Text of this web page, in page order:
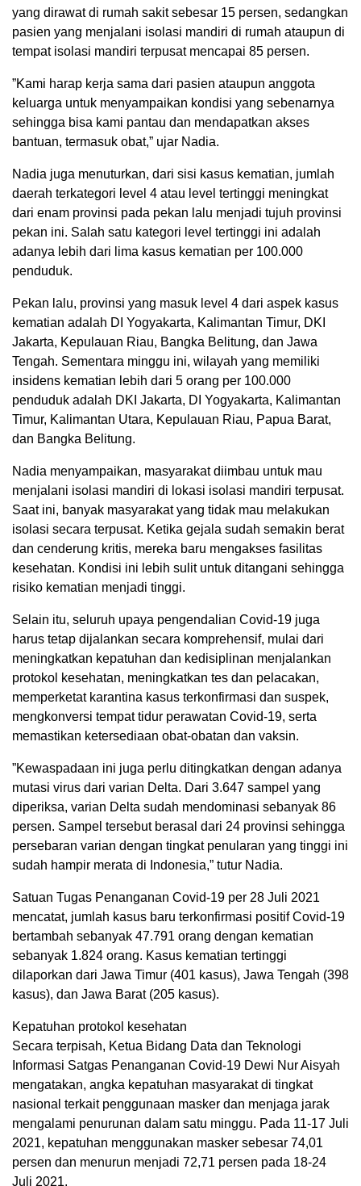
yang dirawat di rumah sakit sebesar 15 persen, sedangkan
pasien yang menjalani isolasi mandiri di rumah ataupun di
tempat isolasi mandiri terpusat mencapai 85 persen.
”Kami harap kerja sama dari pasien ataupun anggota
keluarga untuk menyampaikan kondisi yang sebenarnya
sehingga bisa kami pantau dan mendapatkan akses
bantuan, termasuk obat,” ujar Nadia.
Nadia juga menuturkan, dari sisi kasus kematian, jumlah
daerah terkategori level 4 atau level tertinggi meningkat
dari enam provinsi pada pekan lalu menjadi tujuh provinsi
pekan ini. Salah satu kategori level tertinggi ini adalah
adanya lebih dari lima kasus kematian per 100.000
penduduk.
Pekan lalu, provinsi yang masuk level 4 dari aspek kasus
kematian adalah DI Yogyakarta, Kalimantan Timur, DKI
Jakarta, Kepulauan Riau, Bangka Belitung, dan Jawa
Tengah. Sementara minggu ini, wilayah yang memiliki
insidens kematian lebih dari 5 orang per 100.000
penduduk adalah DKI Jakarta, DI Yogyakarta, Kalimantan
Timur, Kalimantan Utara, Kepulauan Riau, Papua Barat,
dan Bangka Belitung.
Nadia menyampaikan, masyarakat diimbau untuk mau
menjalani isolasi mandiri di lokasi isolasi mandiri terpusat.
Saat ini, banyak masyarakat yang tidak mau melakukan
isolasi secara terpusat. Ketika gejala sudah semakin berat
dan cenderung kritis, mereka baru mengakses fasilitas
kesehatan. Kondisi ini lebih sulit untuk ditangani sehingga
risiko kematian menjadi tinggi.
Selain itu, seluruh upaya pengendalian Covid-19 juga
harus tetap dijalankan secara komprehensif, mulai dari
meningkatkan kepatuhan dan kedisiplinan menjalankan
protokol kesehatan, meningkatkan tes dan pelacakan,
memperketat karantina kasus terkonfirmasi dan suspek,
mengkonversi tempat tidur perawatan Covid-19, serta
memastikan ketersediaan obat-obatan dan vaksin.
”Kewaspadaan ini juga perlu ditingkatkan dengan adanya
mutasi virus dari varian Delta. Dari 3.647 sampel yang
diperiksa, varian Delta sudah mendominasi sebanyak 86
persen. Sampel tersebut berasal dari 24 provinsi sehingga
persebaran varian dengan tingkat penularan yang tinggi ini
sudah hampir merata di Indonesia,” tutur Nadia.
Satuan Tugas Penanganan Covid-19 per 28 Juli 2021
mencatat, jumlah kasus baru terkonfirmasi positif Covid-19
bertambah sebanyak 47.791 orang dengan kematian
sebanyak 1.824 orang. Kasus kematian tertinggi
dilaporkan dari Jawa Timur (401 kasus), Jawa Tengah (398
kasus), dan Jawa Barat (205 kasus).
Kepatuhan protokol kesehatan
Secara terpisah, Ketua Bidang Data dan Teknologi
Informasi Satgas Penanganan Covid-19 Dewi Nur Aisyah
mengatakan, angka kepatuhan masyarakat di tingkat
nasional terkait penggunaan masker dan menjaga jarak
mengalami penurunan dalam satu minggu. Pada 11-17 Juli
2021, kepatuhan menggunakan masker sebesar 74,01
persen dan menurun menjadi 72,71 persen pada 18-24
Juli 2021.